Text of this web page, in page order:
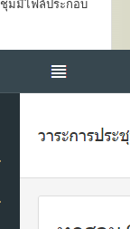
ชุมมีไฟล์ประกอบ